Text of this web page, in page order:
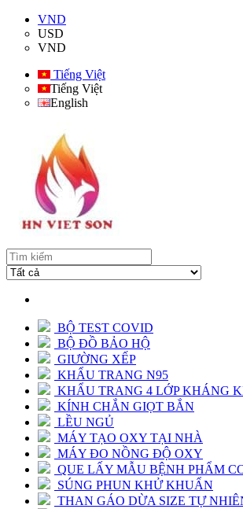
VND
USD
VND
Tiếng Việt
Tiếng Việt
English
BỘ TEST COVID
BỘ ĐỒ BẢO HỘ
GIƯỜNG XẾP
KHẨU TRANG N95
KHẨU TRANG 4 LỚP KHÁNG
KÍNH CHẮN GIỌT BẮN
LỀU NGỦ
MÁY TẠO OXY TẠI NHÀ
MÁY ĐO NỒNG ĐỘ OXY
QUE LẤY MẪU BỆNH PHẨM
SÚNG PHUN KHỬ KHUẨN
THAN GÁO DỪA SIZE TỰ